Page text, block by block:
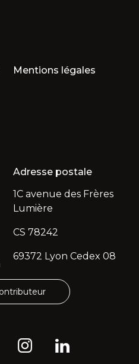
Mentions légales
Adresse postale
1C avenue des Frères
Lumière
CS 78242
69372 Lyon Cedex 08